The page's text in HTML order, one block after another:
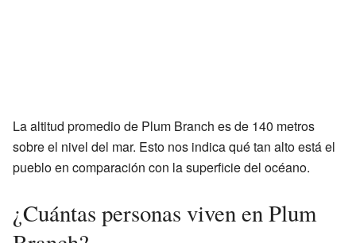
La altitud promedio de Plum Branch es de 140 metros
sobre el nivel del mar. Esto nos indica qué tan alto está el
pueblo en comparación con la superficie del océano.
¿Cuántas personas viven en Plum